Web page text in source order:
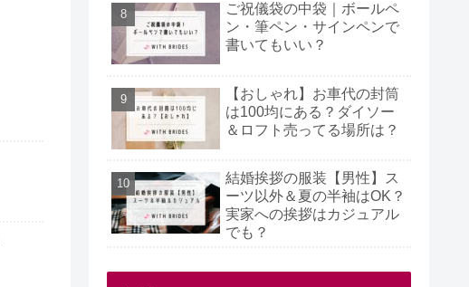
ご祝儀袋の中袋｜ボールペ
ン・筆ペン・サインペンで
書いてもいい？
【おしゃれ】お車代の封筒
は100均にある？ダイソー
＆ロフト売ってる場所は？
結婚挨拶の服装【男性】ス
ーツ以外＆夏の半袖はOK？
実家への挨拶はカジュアル
でも？